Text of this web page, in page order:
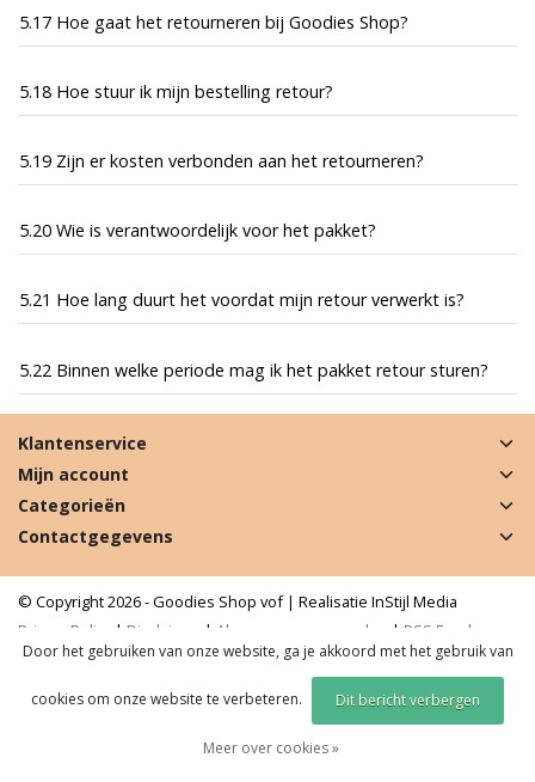
5.17 Hoe gaat het retourneren bij Goodies Shop?
5.18 Hoe stuur ik mijn bestelling retour?
5.19 Zijn er kosten verbonden aan het retourneren?
5.20 Wie is verantwoordelijk voor het pakket?
5.21 Hoe lang duurt het voordat mijn retour verwerkt is?
5.22 Binnen welke periode mag ik het pakket retour sturen?
Klantenservice
Mijn account
Categorieën
Contactgegevens
© Copyright 2026 - Goodies Shop vof | Realisatie InStijl Media
Privacy Policy
| Disclaimer | Algemene voorwaarden | RSS Feed
Door het gebruiken van onze website, ga je akkoord met het gebruik van
cookies om onze website te verbeteren. Dit bericht verbergen
Meer over cookies »